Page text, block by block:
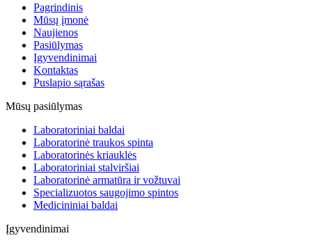
Pagrindinis
Mūsų įmonė
Naujienos
Pasiūlymas
Įgyvendinimai
Kontaktas
Puslapio sąrašas
Mūsų pasiūlymas
Laboratoriniai baldai
Laboratorinė traukos spinta
Laboratorinės kriauklės
Laboratoriniai stalviršiai
Laboratorinė armatūra ir vožtuvai
Specializuotos saugojimo spintos
Medicininiai baldai
Įgyvendinimai